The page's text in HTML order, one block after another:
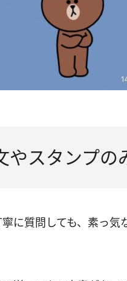
やスタンプ
寧に質問しても、素っ